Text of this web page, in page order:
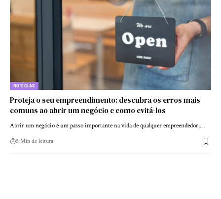
NOTÍCIAS
Proteja o seu empreendimento: descubra os erros mais
comuns ao abrir um negócio e como evitá-los
Abrir um negócio é um passo importante na vida de qualquer empreendedor,…
5 Min de leitura